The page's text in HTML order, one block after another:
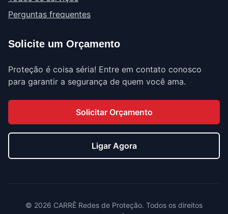
Perguntas frequentes
Solicite um Orçamento
Proteção é coisa séria! Entre em contato conosco
para garantir a segurança de quem você ama.
Solicitar Orçamento
Ligar Agora
© 2026 CARRÊ Redes de Proteção. Todos os direitos